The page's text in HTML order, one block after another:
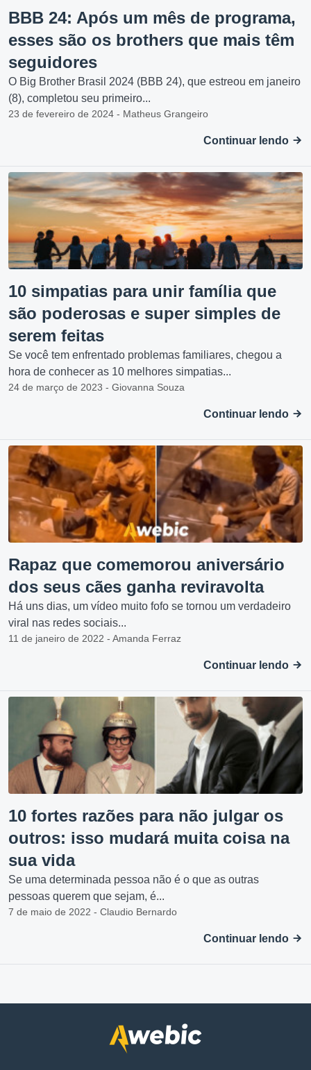
BBB 24: Após um mês de programa,
esses são os brothers que mais têm
seguidores
O Big Brother Brasil 2024 (BBB 24), que estreou em janeiro
(8), completou seu primeiro...
23 de fevereiro de 2024 - Matheus Grangeiro
Continuar lendo
10 simpatias para unir família que
são poderosas e super simples de
serem feitas
Se você tem enfrentado problemas familiares, chegou a
hora de conhecer as 10 melhores simpatias...
24 de março de 2023 - Giovanna Souza
Continuar lendo
Rapaz que comemorou aniversário
dos seus cães ganha reviravolta
Há uns dias, um vídeo muito fofo se tornou um verdadeiro
viral nas redes sociais...
11 de janeiro de 2022 - Amanda Ferraz
Continuar lendo
10 fortes razões para não julgar os
outros: isso mudará muita coisa na
sua vida
Se uma determinada pessoa não é o que as outras
pessoas querem que sejam, é...
7 de maio de 2022 - Claudio Bernardo
Continuar lendo